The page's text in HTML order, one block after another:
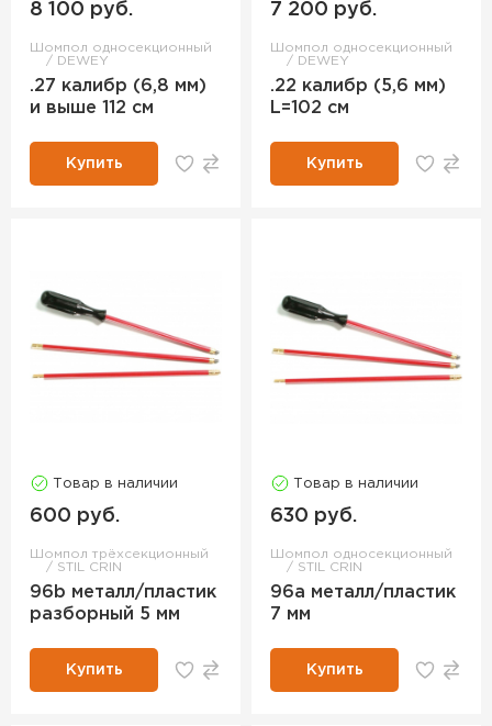
8 100 руб.
Шомпол односекционный
DEWEY
.27 калибр (6,8 мм)
и выше 112 см
Купить
7 200 руб.
Шомпол односекционный
DEWEY
.22 калибр (5,6 мм)
L=102 см
Купить
Товар в наличии
600 руб.
Шомпол трёхсекционный
STIL CRIN
96b металл/пластик
разборный 5 мм
Купить
Товар в наличии
630 руб.
Шомпол односекционный
STIL CRIN
96a металл/пластик
7 мм
Купить